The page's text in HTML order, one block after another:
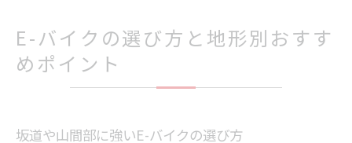
E-バイクの選び方と地形別おすす
めポイント
坂道や山間部に強いE-バイクの選び方